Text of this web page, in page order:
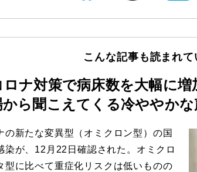
こんな記事も読まれて
ロナ対策で病床数を大幅に
から聞こえてくる冷ややかな
新たな変異型（オミクロン型）の国
染が、12月22日確認された。オミクロ
型に比べて重症化リスクは低いものの